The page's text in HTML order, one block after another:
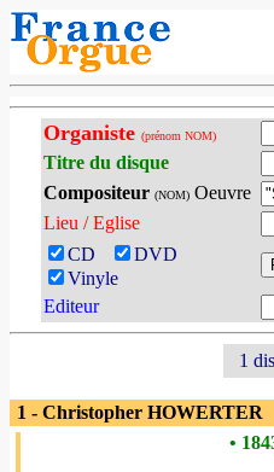
Organiste (prénom NOM)
Titre du disque
Compositeur (NOM)Oeuvre
Lieu / Eglise
CD
DVD
Vinyle
Editeur
1
1 - Christopher HOWERTER
•